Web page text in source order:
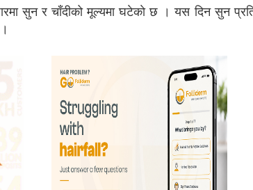
सुन र चाँदीको मूल्यमा घटेकाे छ । यस दिन सुन